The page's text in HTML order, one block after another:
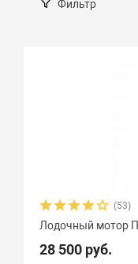
Фильтр
Максимальная
Количество
(53)
Лодочный мотор
28 500 руб.